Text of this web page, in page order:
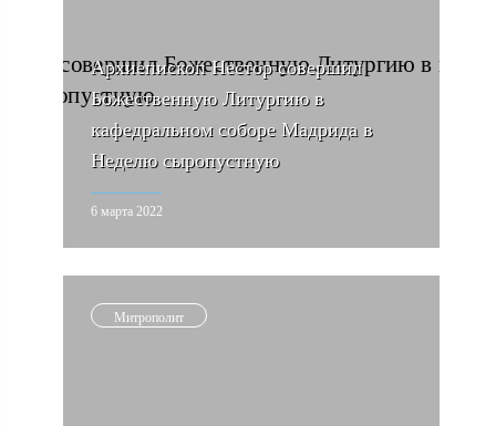
Архиепископ Нестор совершил
Божественную Литургию в
кафедральном соборе Мадрида в
Неделю сыропустную
6 марта 2022
Митрополит